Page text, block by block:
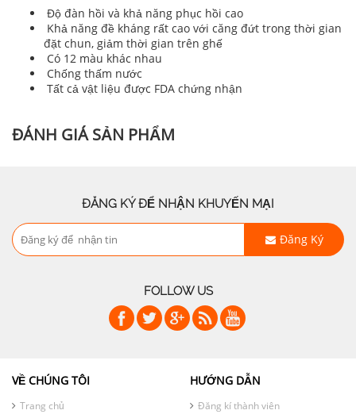
Độ đàn hồi và khả năng phục hồi cao
Khả năng đề kháng rất cao với căng đứt trong thời gian
đặt chun, giảm thời gian trên ghế
Có 12 màu khác nhau
Chống thấm nước
Tất cả vật liệu được FDA chứng nhận
ĐÁNH GIÁ SẢN PHẨM
ĐĂNG KÝ ĐỂ NHẬN KHUYẾN MẠI
Đăng Ký
FOLLOW US
VỀ CHÚNG TÔI
Trang chủ
HƯỚNG DẪN
Đăng kí thành viên